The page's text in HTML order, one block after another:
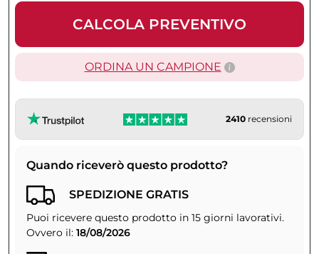
CALCOLA PREVENTIVO
ORDINA UN CAMPIONE
2410 recensioni
Quando riceverò questo prodotto?
SPEDIZIONE GRATIS
Puoi ricevere questo prodotto in 15 giorni lavorativi.
Ovvero il: 18/08/2026